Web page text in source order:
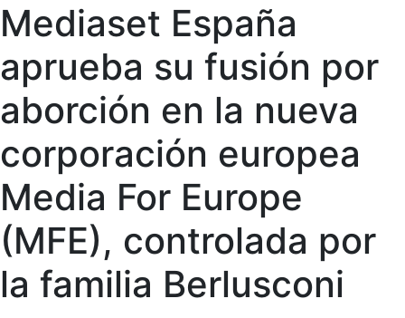
Mediaset España
aprueba su fusión por
aborción en la nueva
corporación europea
Media For Europe
(MFE), controlada por
la familia Berlusconi